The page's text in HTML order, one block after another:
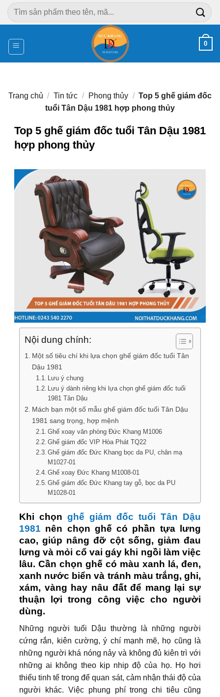
Chuyển
đến
dung
Tìm
kiếm:
0
Trang chủ / Tin tức / Phong thủy / Top 5 ghế giám đốc
tuổi Tân Dậu 1981 hợp phong thủy
Top 5 ghế giám đốc tuổi Tân Dậu 1981
hợp phong thủy
Nội dung chính:
Một số tiêu chí khi lựa chọn ghế giám đốc tuổi Tân
Dậu 1981
Lưu ý chung
Lưu ý dành riêng khi lựa chọn ghế giám đốc tuổi
1981 Tân Dậu
Mách bạn một số mẫu ghế giám đốc tuổi Tân Dậu
1981 sang trọng, hợp mệnh
Ghế xoay văn phòng Đức Khang M1006
Ghế giám đốc VIP Hòa Phát TQ22
Ghế giám đốc Đức Khang bọc da PU, chân mạ
M1027-01
Ghế xoay Đức Khang M1008-01
Ghế giám đốc Đức Khang tay gỗ, bọc da PU
M1028-01
Khi chọn ghế giám đốc tuổi Tân Dậu
1981 nên chọn ghế có phần tựa lưng
cao, giúp nâng đỡ cột sống, giảm đau
lưng và mỏi cổ vai gáy khi ngồi làm việc
lâu. Cần chọn ghế có màu xanh lá, đen,
xanh nước biển và tránh màu trắng, ghi,
xám, vàng hay nâu đất để mang lại sự
thuận lợi trong công việc cho người
dùng.
Những người tuổi Dậu thường là những người
cứng rắn, kiên cường, ý chí mạnh mẽ, họ cũng là
những người khá nóng nảy và không đủ kiên trì với
những ai không theo kịp nhip độ của họ. Họ hơi
thiếu tinh tế trong để quan sát, cảm nhận thái độ của
người khác. Việc phung phí trong chi tiêu cũng